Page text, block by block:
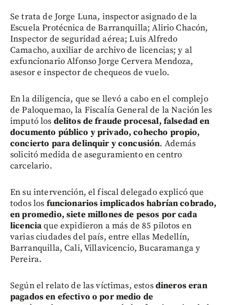
Se trata de Jorge Luna, inspector asignado de la
Escuela Protécnica de Barranquilla; Alirio Chacón,
Inspector de seguridad aérea; Luis Alfredo
Camacho, auxiliar de archivo de licencias; y al
exfuncionario Alfonso Jorge Cervera Mendoza,
asesor e inspector de chequeos de vuelo.
En la diligencia, que se llevó a cabo en el complejo
de Paloquemao, la Fiscalía General de la Nación les
imputó los delitos de fraude procesal, falsedad en
documento público y privado, cohecho propio,
concierto para delinquir y concusión. Además
solicitó medida de aseguramiento en centro
carcelario.
En su intervención, el fiscal delegado explicó que
todos los funcionarios implicados habrían cobrado,
en promedio, siete millones de pesos por cada
licenciaque expidieron a más de 85 pilotos en
varias ciudades del país, entre ellas Medellín,
Barranquilla, Cali, Villavicencio, Bucaramanga y
Pereira.
Según el relato de las víctimas, estosdineros eran
pagados en efectivo o por medio de